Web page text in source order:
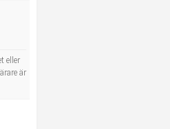
eller
är